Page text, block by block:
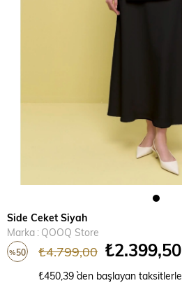
Side Ceket Siyah
Marka : QOOQ Store
%50 ₺4.799,00 ₺2.399,50
₺450,39 `den başlayan taksitlerle